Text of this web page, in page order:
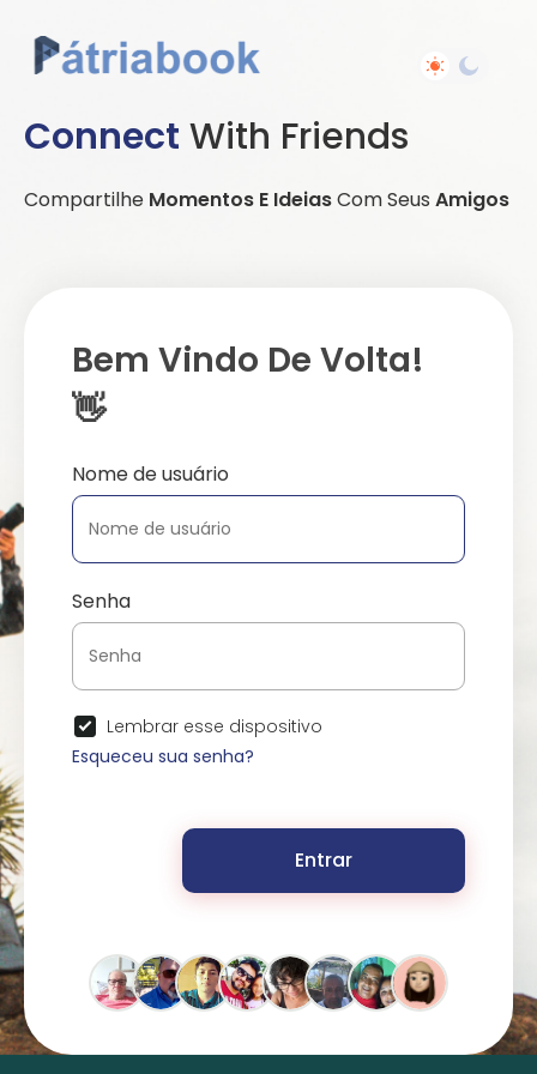
Connect With Friends
Compartilhe Momentos E IdeiasCom Seus Amigos
Bem Vindo De Volta!
👋
Nome de usuário
Senha
Lembrar esse dispositivo
Esqueceu sua senha?
Entrar